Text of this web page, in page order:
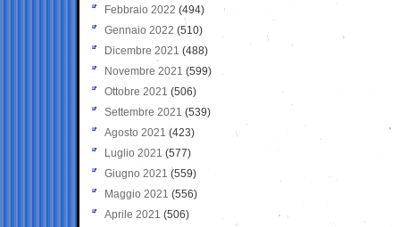
Febbraio 2022 (494)
Gennaio 2022 (510)
Dicembre 2021 (488)
Novembre 2021 (599)
Ottobre 2021 (506)
Settembre 2021 (539)
Agosto 2021 (423)
Luglio 2021 (577)
Giugno 2021(559)
Maggio 2021 (556)
Aprile 2021 (506)